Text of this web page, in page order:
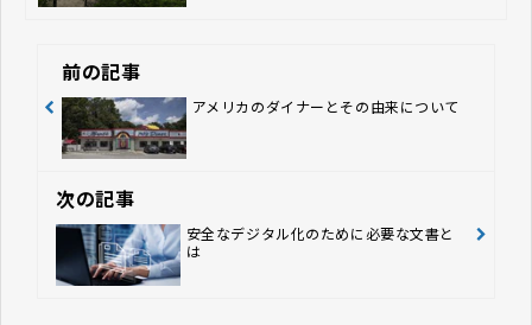
前の記事
アメリカのダイナーとその由来について
次の記事
安全なデジタル化のために必要な文書と
は